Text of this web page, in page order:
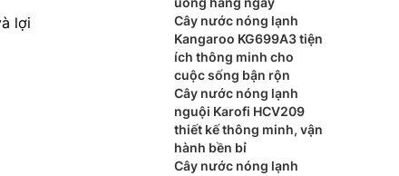
lợi
Cây nước nóng lạnh
Kangaroo KG699A3 tiện
ích thông minh cho
cuộc sống bận rộn
Cây nước nóng lạnh
nguội Karofi HCV209
thiết kế thông minh, vận
hành bền bỉ
Cây nước nóng lạnh